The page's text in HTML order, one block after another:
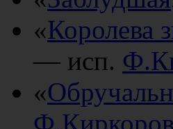
«Королева
— исп.
«